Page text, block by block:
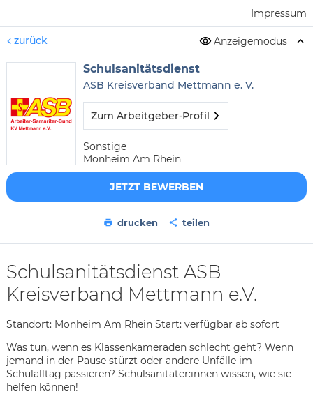
Impressum
zurück Anzeigemodus
Schulsanitätsdienst
ASB Kreisverband Mettmann e. V.
Zum Arbeitgeber-Profil
Sonstige
Monheim Am Rhein
JETZT BEWERBEN
drucken teilen
Schulsanitätsdienst ASB
Kreisverband Mettmann e.V.
Standort: Monheim Am Rhein Start: verfügbar ab sofort
Was tun, wenn es Klassenkameraden schlecht geht? Wenn
jemand in der Pause stürzt oder andere Unfälle im
Schulalltag passieren? Schulsanitäter:innen wissen, wie sie
helfen können!